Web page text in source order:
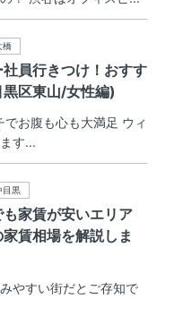
橋
員行きつけ！おすす
区東山/女性編)
でお腹も心も大満足 ウィ
す...
目黒
家賃が安いエリア
賃相場を解説しま
やすい街だとご存知で